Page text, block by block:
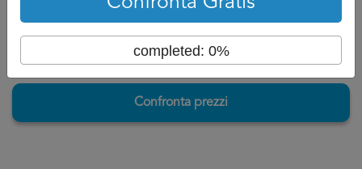
Confronta prezzi
completed: 0%